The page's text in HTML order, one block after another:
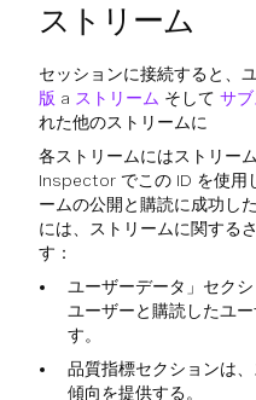
ストリーム
セッションに接続すると、
版 a ストリーム そして サ
れた他のストリームに
各ストリームにはストリー
Inspector でこの ID を使用
ームの公開と購読に成功し
には、ストリームに関する
す：
ユーザーデータ」セク
ユーザーと購読したユ
す。
品質指標セクションは
傾向を提供する。